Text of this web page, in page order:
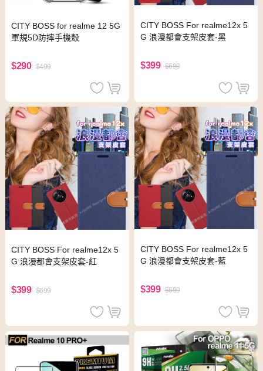
CITY BOSS for realme 12 5G
軍規5D防摔手機殼
$290 $499
CITY BOSS For realme12x 5
G 浪漫都會支架皮套-黑
$399 $699
CITY BOSS For realme12x 5
G 浪漫都會支架皮套-紅
$399 $699
CITY BOSS For realme12x 5
G 浪漫都會支架皮套-藍
$399 $699